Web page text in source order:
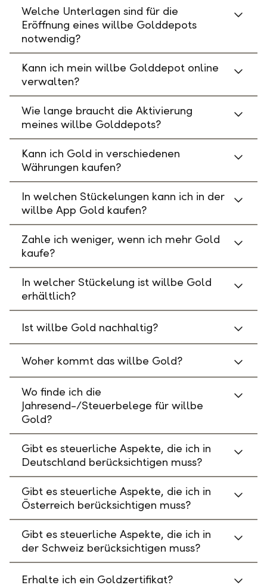
Welche Unterlagen sind für die
Eröffnung eines willbe Golddepots
notwendig?
Kann ich mein willbe Golddepot online
verwalten?
Wie lange braucht die Aktivierung
meines willbe Golddepots?
Kann ich Gold in verschiedenen
Währungen kaufen?
In welchen Stückelungen kann ich in der
willbe App Gold kaufen?
Zahle ich weniger, wenn ich mehr Gold
kaufe?
In welcher Stückelung ist willbe Gold
erhältlich?
Ist willbe Gold nachhaltig?
Woher kommt das willbe Gold?
Wo finde ich die
Jahresend-/Steuerbelege für willbe
Gold?
Gibt es steuerliche Aspekte, die ich in
Deutschland berücksichtigen muss?
Gibt es steuerliche Aspekte, die ich in
Österreich berücksichtigen muss?
Gibt es steuerliche Aspekte, die ich in
der Schweiz berücksichtigen muss?
Erhalte ich ein Goldzertifikat?